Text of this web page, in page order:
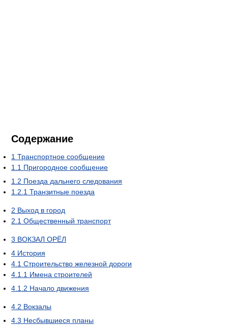
Содержание
1 Транспортное сообщение
1.1 Пригородное сообщение
1.2 Поезда дальнего следования
1.2.1 Транзитные поезда
2 Выход в город
2.1 Общественный транспорт
3 ВОКЗАЛ ОРЁЛ
4 История
4.1 Строительство железной дороги
4.1.1 Имена строителей
4.1.2 Начало движения
4.2 Вокзалы
4.3 Несбывшиеся планы